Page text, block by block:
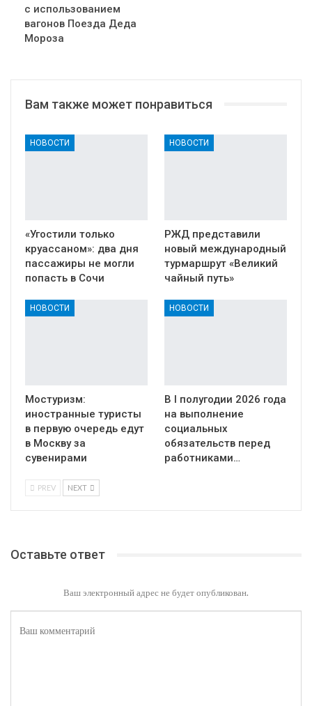
с использованием
вагонов Поезда Деда
Мороза
Вам также может понравиться
НОВОСТИ
«Угостили только
круассаном»: два дня
пассажиры не могли
попасть в Сочи
НОВОСТИ
РЖД представили
новый международный
турмаршрут «Великий
чайный путь»
НОВОСТИ
Мостуризм:
иностранные туристы
в первую очередь едут
в Москву за
сувенирами
НОВОСТИ
В I полугодии 2026 года
на выполнение
социальных
обязательств перед
работниками…
PREV NEXT
Оставьте ответ
Ваш электронный адрес не будет опубликован.